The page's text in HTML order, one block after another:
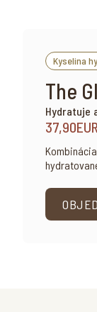
Kyselina
The
Hydratuje
37,90EUR